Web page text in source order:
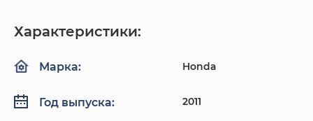
Характеристики:
Марка: Honda
Год выпуска: 2011